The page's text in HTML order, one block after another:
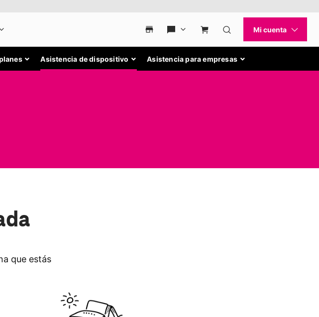
Asistencia de dispositivo Asistencia para empresas